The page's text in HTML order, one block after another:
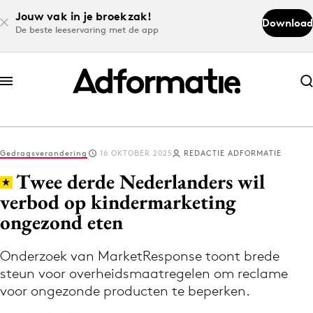
Jouw vak in je broekzak!
De beste leeservaring met de app
Download
Abonneer nu
Abonneer nu
Log in
Volg het laatste nieuws via de Adformatie
Nieuws app
Gedragsverandering 16 OKTOBER 2025 REDACTIE ADFORMATIE
Twee derde Nederlanders wil
verbod op kindermarketing
ongezond eten
Onderzoek van MarketResponse toont brede
steun voor overheidsmaatregelen om reclame
voor ongezonde producten te beperken.